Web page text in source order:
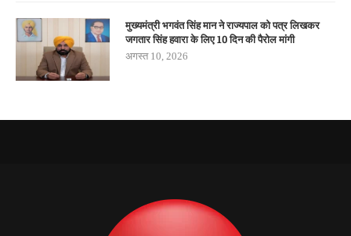
मुख्यमंत्री भगवंत सिंह मान ने राज्यपाल को पत्र लिखकर
जगतार सिंह हवारा के लिए 10 दिन की पैरोल मांगी
अगस्त 10, 2026